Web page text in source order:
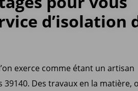
d’isolation
exerce comme étant un artisan
Des travaux en la matière,